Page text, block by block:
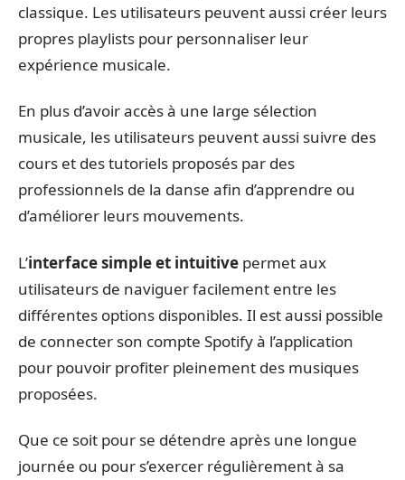
classique. Les utilisateurs peuvent aussi créer leurs
propres playlists pour personnaliser leur
expérience musicale.
En plus d’avoir accès à une large sélection
musicale, les utilisateurs peuvent aussi suivre des
cours et des tutoriels proposés par des
professionnels de la danse afin d’apprendre ou
d’améliorer leurs mouvements.
L’interface simple et intuitive permet aux
utilisateurs de naviguer facilement entre les
différentes options disponibles. Il est aussi possible
de connecter son compte Spotify à l’application
pour pouvoir profiter pleinement des musiques
proposées.
Que ce soit pour se détendre après une longue
journée ou pour s’exercer régulièrement à sa